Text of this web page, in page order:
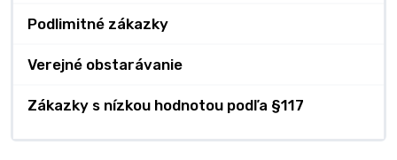
Podlimitné zákazky
Verejné obstarávanie
Zákazky s nízkou hodnotou podľa §117